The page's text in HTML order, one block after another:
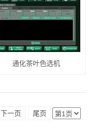
通化茶叶色选机
下一页 尾页